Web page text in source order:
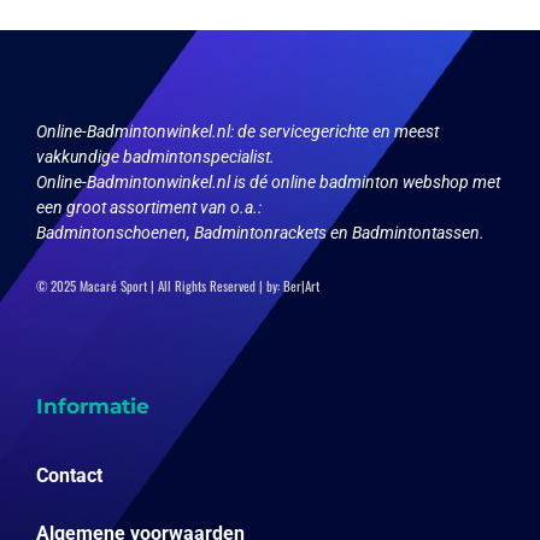
worden
productpagina
Online-Badmintonwinkel.nl:de servicegerichte en meest
vakkundige badmintonspecialist.
Online-Badmintonwinkel.nl is dé online badminton webshop met
een groot assortiment van o.a.:
Badmintonschoenen, Badmintonrackets en Badmintontassen.
© 2025 Macaré Sport | All Rights Reserved | by:Ber|Art
Informatie
Contact
Algemene voorwaarden